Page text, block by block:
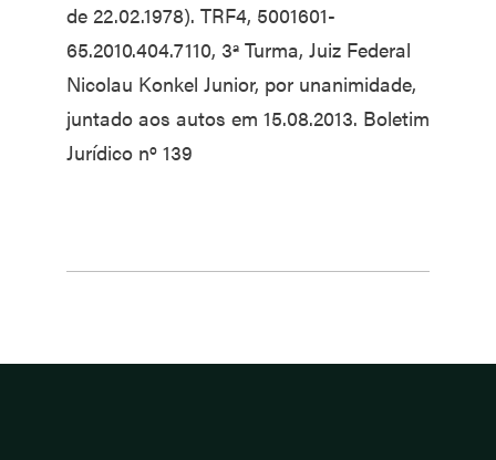
de 22.02.1978). TRF4, 5001601-
65.2010.404.7110, 3ª Turma, Juiz Federal
Nicolau Konkel Junior, por unanimidade,
juntado aos autos em 15.08.2013. Boletim
Jurídico nº 139